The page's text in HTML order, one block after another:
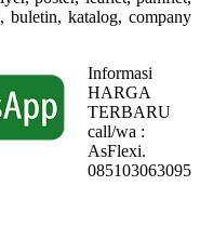
buletin, katalog, company
Informasi
HARGA
TERBARU
call/wa :
AsFlexi.
085103063095